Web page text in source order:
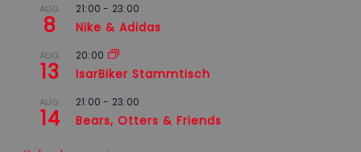
AUG.
8
21:00 - 23:00
Nike & Adidas
AUG.
13
20:00
IsarBiker Stammtisch
AUG.
14
21:00 - 23:00
Bears, Otters & Friends